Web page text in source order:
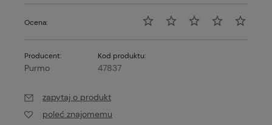
Ocena:
Producent:
Purmo
Kod produktu:
47837
zapytaj o produkt
poleć znajomemu